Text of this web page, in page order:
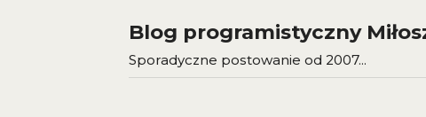
Blog programistyczny
Sporadyczne postowanie od 2007...